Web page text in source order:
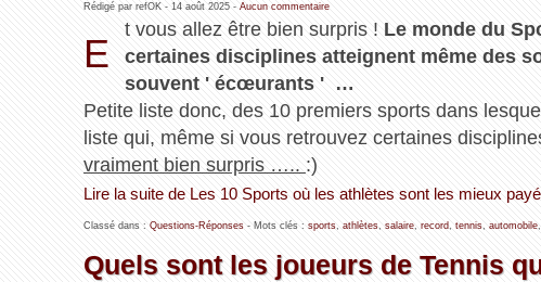
Rédigé par refOK - 14 août 2025- Aucun commentaire
E
t vous allez être bien surpris ! Le monde du
certaines disciplines atteignent même des
souvent ' écœurants ' …
Petite liste donc, des 10 premiers sports dans
liste qui, même si vous retrouvez certaines
vraiment bien surpris ….. :)
Lire la suite de Les 10 Sports où les athlètes sont les mieux
Classé dans : Questions-Réponses- Mots clés : sports, athlètes, salaire, record, tennis, automobile,
Quels sont les joueurs de Tennis